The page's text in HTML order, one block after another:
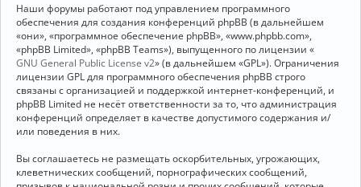
Наши форумы работают под управлением программного
обеспечения для создания конференций phpBB (в дальнейшем
«они», «программное обеспечение phpBB», «www.phpbb.com»,
«phpBB Limited», «phpBB Teams»), выпущенного по лицензии «
GNU General Public License v2» (в дальнейшем «GPL»). Ограничения
лицензии GPL для программного обеспечения phpBB строго
связаны с организацией и поддержкой интернет-конференций, и
phpBB Limited не несёт ответственности за то, что администрация
конференций определяет в качестве допустимого содержания и/
или поведения в них.
Вы соглашаетесь не размещать оскорбительных, угрожающих,
клеветнических сообщений, порнографических сообщений,